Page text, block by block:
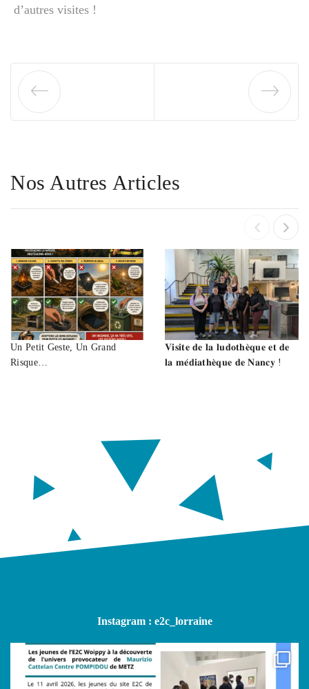
d’autres visites !
Nos Autres Articles
Un Petit Geste, Un Grand
Risque…
𝐕𝐢𝐬𝐢𝐭𝐞 𝐝𝐞 𝐥𝐚 𝐥𝐮𝐝𝐨𝐭𝐡𝐞̀𝐪𝐮𝐞 𝐞𝐭 𝐝𝐞
𝐥𝐚 𝐦𝐞́𝐝𝐢𝐚𝐭𝐡𝐞̀𝐪𝐮𝐞 𝐝𝐞 𝐍𝐚𝐧𝐜𝐲 !
Instagram : e2c_lorraine